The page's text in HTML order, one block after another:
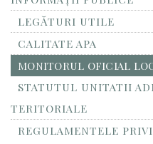
LEGĂTURI UTILE
CALITATE APA
MONITORUL OFICIAL
STATUTUL UNITATII
TERITORIALE
REGULAMENTELE